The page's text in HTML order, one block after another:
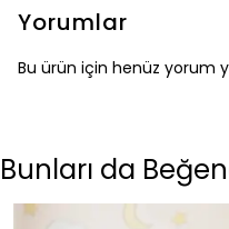
Yorumlar
Bu ürün için henüz yorum
Bunları da